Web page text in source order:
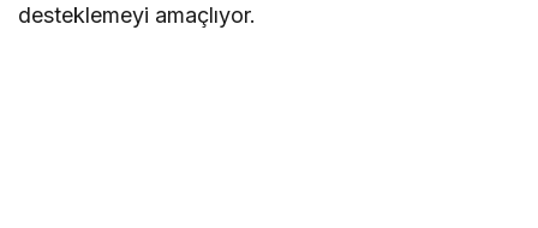
desteklemeyi amaçlıyor.